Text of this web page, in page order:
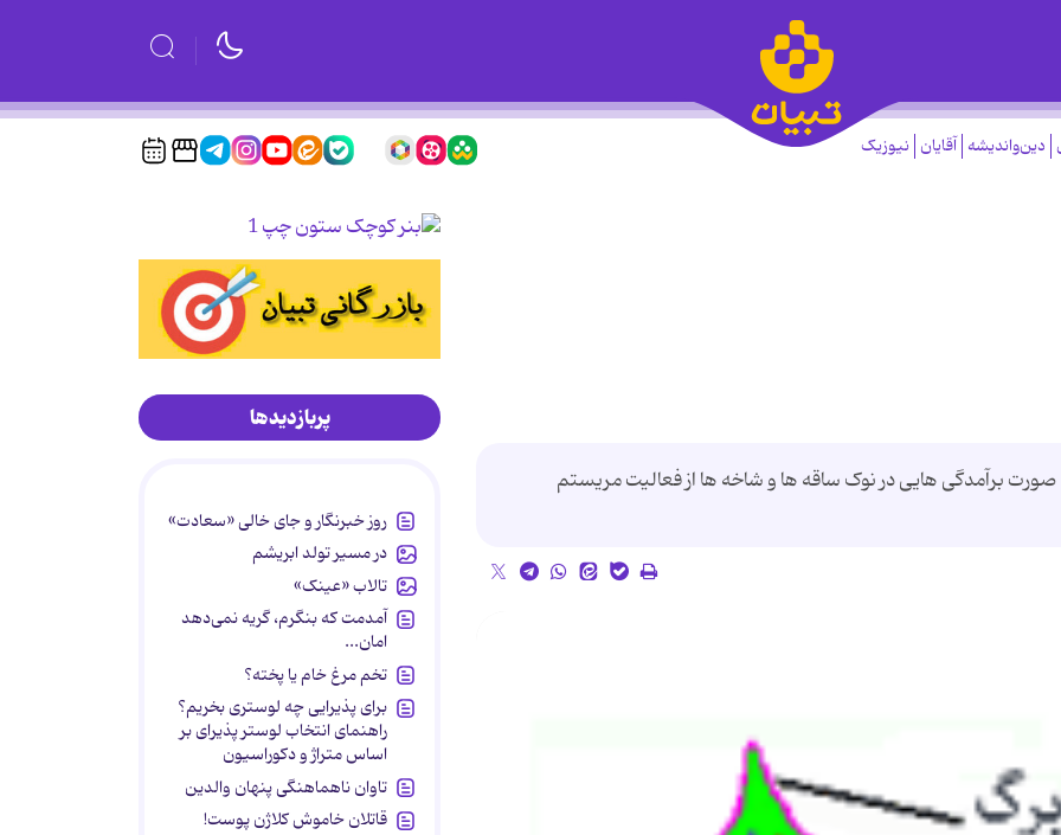
دین‌واندیشه آقایان نیوزیک
برآمدگی هایی در نوک ساقه ها و شاخه ها از فعالیت مریستم
پربازدیدها
روز خبرنگار و جای خالی «سعادت»
در مسیر تولد ابریشم
تالاب «عینک»
آمدمت که بنگرم، گریه نمی‌دهد
امان...
تخم مرغ خام یا پخته؟
برای پذیرایی چه لوستری بخریم؟
راهنمای انتخاب لوستر پذیرای بر
اساس متراژ و دکوراسیون
تاوان ناهماهنگی پنهان والدین
قاتلان خاموش کلاژن پوست!